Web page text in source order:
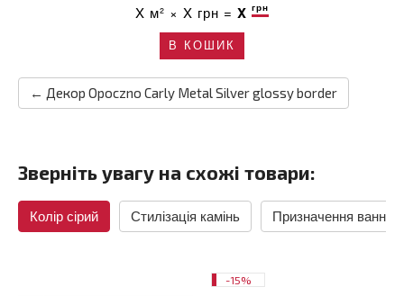
X м² × X грн = X грн
В КОШИК
← Декор Opoczno Carly Metal Silver glossy border
Зверніть увагу на схожі товари:
Колір сірий Стилізація камінь Призначення ванна
-15%